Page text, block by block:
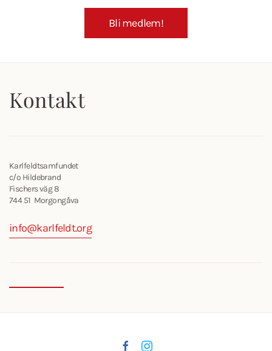
Bli medlem!
Kontakt
Karlfeldtsamfundet
c/o Hildebrand
Fischers väg 8
744 51 Morgongåva
info@karlfeldt.org